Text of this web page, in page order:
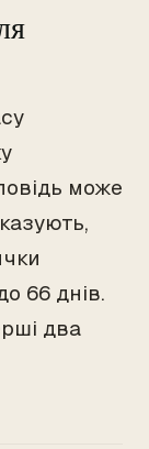
може
66 днів.
два